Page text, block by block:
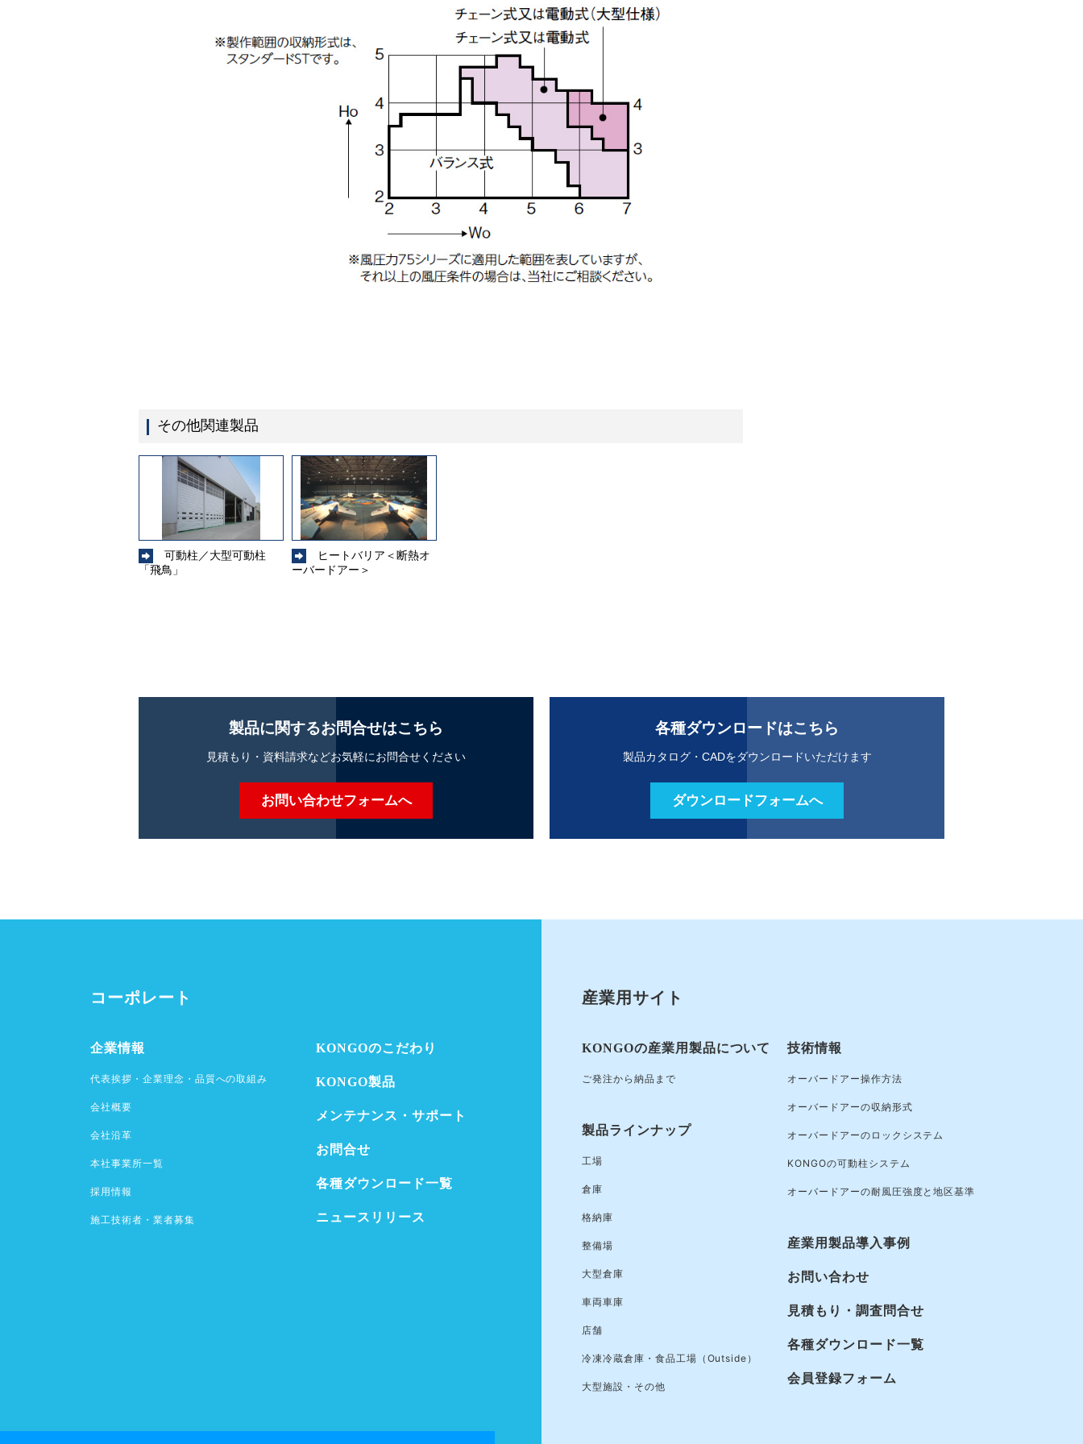
その他関連製品
可動柱／大型可動柱
「飛鳥」
ヒートバリア＜断熱オ
ーバードアー＞
製品に関するお問合せはこちら
見積もり・資料請求などお気軽にお問合せください
お問い合わせフォームへ
各種ダウンロードはこちら
製品カタログ・CADをダウンロードいただけます
ダウンロードフォームへ
コーポレート
企業情報
代表挨拶・企業理念・品質への取組み
会社概要
会社沿革
本社事業所一覧
採用情報
施工技術者・業者募集
KONGOのこだわり
KONGO製品
メンテナンス・サポート
お問合せ
各種ダウンロード一覧
ニュースリリース
産業用サイト
KONGOの産業用製品について
ご発注から納品まで
製品ラインナップ
工場
倉庫
格納庫
整備場
大型倉庫
車両車庫
店舗
冷凍冷蔵倉庫・食品工場（Outside）
大型施設・その他
技術情報
オーバードアー操作方法
オーバードアーの収納形式
オーバードアーのロックシステム
KONGOの可動柱システム
オーバードアーの耐風圧強度と地区基準
産業用製品導入事例
お問い合わせ
見積もり・調査問合せ
各種ダウンロード一覧
会員登録フォーム